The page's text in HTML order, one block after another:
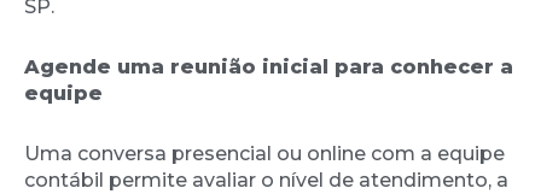
SP.
Agende uma reunião inicial para conhecer a
equipe
Uma conversa presencial ou online com a equipe
contábil permite avaliar o nível de atendimento, a